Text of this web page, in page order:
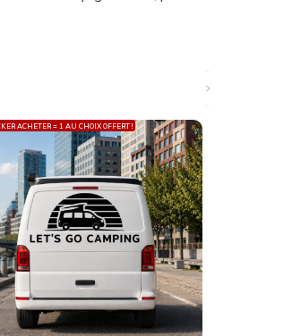
ACHETER = 1 AU CHOIX OFFERT !